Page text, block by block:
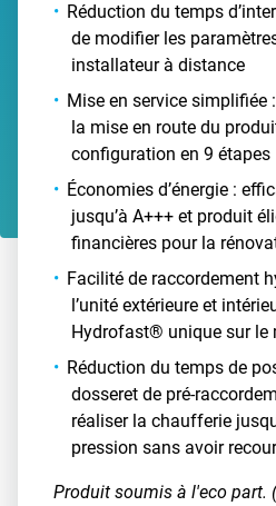
Réduction du temps
de modifier les
installateur à distance
Mise en service simplifiée
la mise en route du
configuration en 9 étapes
Économies d’énergie :
jusqu’à A+++ et produit
financières pour la
Facilité de raccordement
l’unité extérieure et
Hydrofast® unique sur le
Réduction du temps de
dosseret de pré-
réaliser la chaufferie
pression sans avoir
Produit soumis à l'eco part.